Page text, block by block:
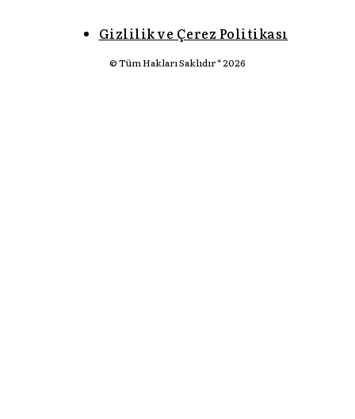
Gizlilik ve Çerez Politikası
© Tüm Hakları Saklıdır * 2026